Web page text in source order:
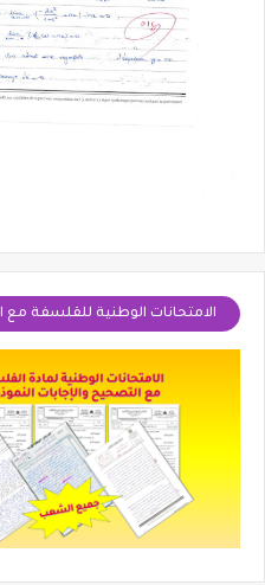
الامتحانات الوطنية للقلسفة مع